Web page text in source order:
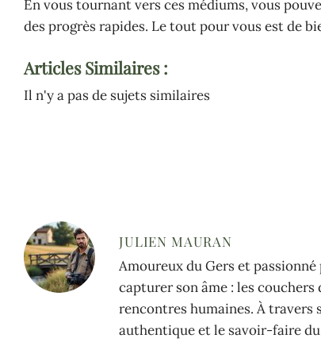
En vous tournant vers ces médiums, vous
des progrès rapides. Le tout pour vous est de
Articles Similaires :
Il n'y a pas de sujets similaires
JULIEN MAURAN
Amoureux du Gers et
capturer son âme : les
rencontres humaines. À travers
authentique et le savoir-faire